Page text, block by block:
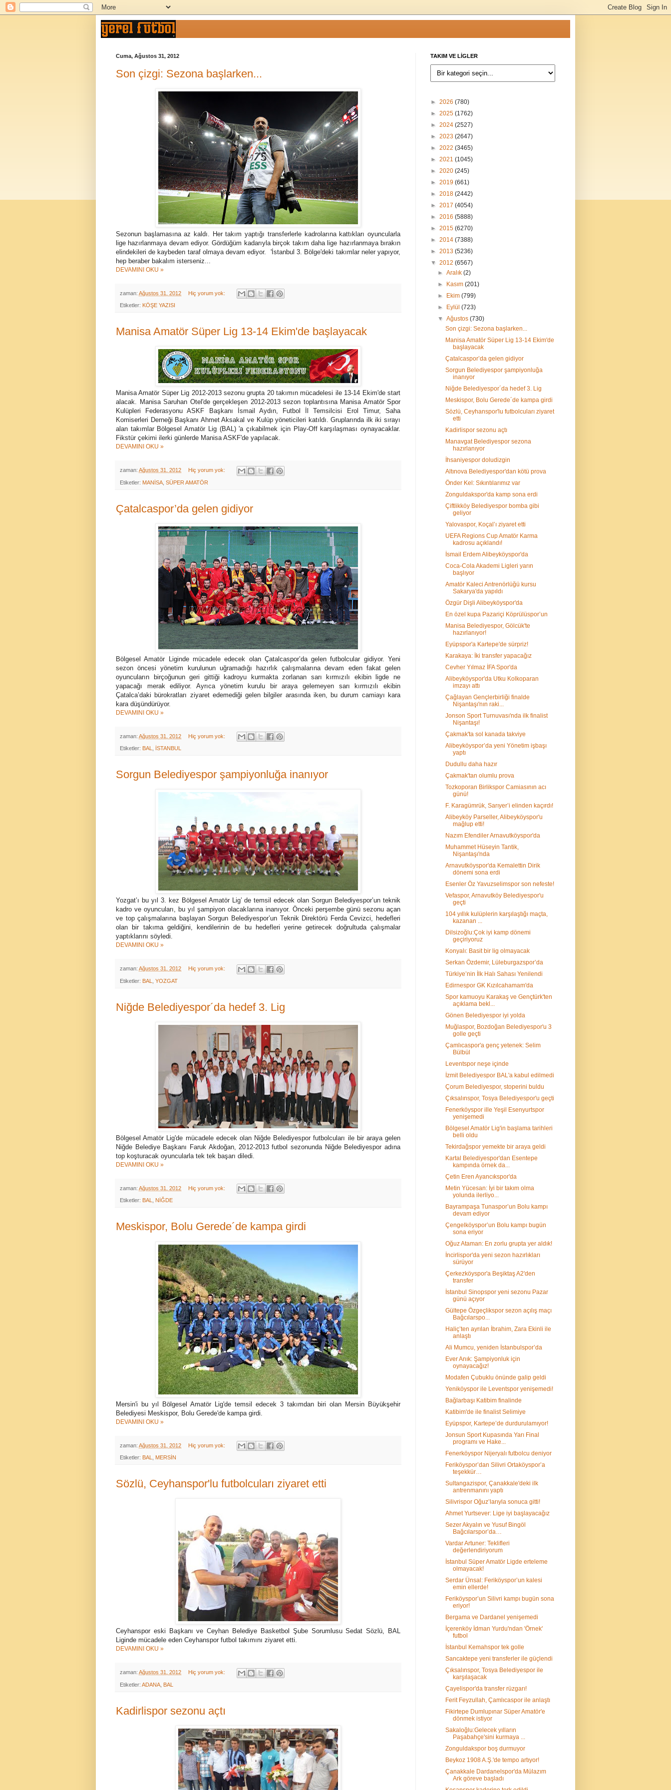
Cuma, Ağustos 31, 2012
Son çizgi: Sezona başlarken...
Sezonun başlamasına az kaldı. Her takım yaptığı transferlerle kadrolarına kattıkları oyuncularla
lige hazırlanmaya devam ediyor. Gördüğüm kadarıyla birçok takım daha lige hazırlanmaya bırakın
elindekileri de kaybeden taraf olmaya devam ediyor. 'İstanbul 3. Bölge'deki takımlar neler yapıyor,
hep beraber bakalım isterseniz...
DEVAMINI OKU »
zaman: Ağustos 31, 2012 Hiç yorum yok:
Etiketler: KÖŞE YAZISI
Manisa Amatör Süper Lig 13-14 Ekim'de başlayacak
Manisa Amatör Süper Lig 2012-2013 sezonu grupta 20 takımın mücadelesi ile 13-14 Ekim'de start
alacak. Manisa Saruhan Otel'de gerçekleşen 2012-2013 sezon toplantısına Manisa Amatör Spor
Kulüpleri Federasyonu ASKF Başkanı İsmail Aydın, Futbol İl Temsilcisi Erol Timur, Saha
Komiserleri Derneği Başkanı Ahmet Aksakal ve Kulüp yöneticileri katıldı. Gruplarında ilk iki sırayı
alan takımlar Bölgesel Amatör Lig (BAL) 'a çıkabilmek için Play-Off karşılaşması oynayacaklar.
Fikstür çekimi ilerki günlerde Manisa ASKF'de yapılacak.
DEVAMINI OKU »
zaman: Ağustos 31, 2012 Hiç yorum yok:
Etiketler: MANİSA SÜPER AMATÖR
Çatalcaspor’da gelen gidiyor
Bölgesel Amatör Liginde mücadele edecek olan Çatalcaspor’da gelen futbolcular gidiyor. Yeni
sezon öncesi yönetim kurulunun uğramadığı hazırlık çalışmalarına devam eden fakat gelen
oyuncuların birçoğunun geri gittiği kadroyu kurmakta zorlanan sarı kırmızılı ekibin ligde ne
yapacağı merak ediliyor. Ayrıca yönetim kurulu bir araya gelemeyen sarı kırmızılı ekibin
Çatalca’daki bürokratları ziyaret edemediği gelen bilgiler arasında iken, bu durum camiayı kara
kara düşündürüyor.
DEVAMINI OKU »
zaman: Ağustos 31, 2012 Hiç yorum yok:
Etiketler: BAL İSTANBUL
Sorgun Belediyespor şampiyonluğa inanıyor
Yozgat’ı bu yıl 3. kez Bölgesel Amatör Lig’ de temsil edecek olan Sorgun Belediyespor’un teknik
kadro ve oyuncuları, bu yıl şampiyon olacaklarına inanıyor. Önceki perşembe günü sezonu açan
ve top çalışmalarına başlayan Sorgun Belediyespor’un Teknik Direktörü Ferda Cevizci, hedefleri
olan bir takıma geldiğini, kendilerinin de bu hedefleri yerine getirecek doğrultuda çalışmalar
yaptıklarını söyledi.
DEVAMINI OKU »
zaman: Ağustos 31, 2012 Hiç yorum yok:
Etiketler: BAL YOZGAT
Niğde Belediyespor´da hedef 3. Lig
Bölgesel Amatör Lig'de mücadele edecek olan Niğde Belediyespor futbolcuları ile bir araya gelen
Niğde Belediye Başkanı Faruk Akdoğan, 2012-2013 futbol sezonunda Niğde Belediyespor adına
top koşturacak oyuncularla tek tek başarı diledi.
DEVAMINI OKU »
zaman: Ağustos 31, 2012 Hiç yorum yok:
Etiketler: BAL NİĞDE
Meskispor, Bolu Gerede´de kampa girdi
Mersin'i bu yıl Bölgesel Amatör Lig'de temsil edecek 3 takımdan biri olan Mersin Büyükşehir
Belediyesi Meskispor, Bolu Gerede'de kampa girdi.
DEVAMINI OKU »
zaman: Ağustos 31, 2012 Hiç yorum yok:
Etiketler: BAL MERSİN
Sözlü, Ceyhanspor'lu futbolcuları ziyaret etti
Ceyhanspor eski Başkanı ve Ceyhan Belediye Basketbol Şube Sorumlusu Sedat Sözlü, BAL
Liginde mücadele eden Ceyhanspor futbol takımını ziyaret etti.
DEVAMINI OKU »
zaman: Ağustos 31, 2012 Hiç yorum yok:
Etiketler: ADANA BAL
Kadirlispor sezonu açtı
TAKIM VE LİGLER
► 2026 (780)
► 2025 (1762)
► 2024 (2527)
► 2023 (2647)
► 2022 (3465)
► 2021 (1045)
► 2020 (245)
► 2019 (661)
► 2018 (2442)
► 2017 (4054)
► 2016 (5888)
► 2015 (6270)
► 2014 (7388)
► 2013 (5236)
▼ 2012 (6567)
►Aralık(2)
►
Kasım(201)
►
Ekim(799)
►
Eylül(723)
▼Ağustos(730)
Son çizgi: Sezona başlarken...
Manisa Amatör Süper Lig 13-14 Ekim'de
başlayacak
Çatalcaspor’da gelen gidiyor
Sorgun Belediyespor şampiyonluğa
inanıyor
Niğde Belediyespor´da hedef 3. Lig
Meskispor, Bolu Gerede´de kampa girdi
Sözlü, Ceyhanspor'lu futbolcuları ziyaret
etti
Kadirlispor sezonu açtı
Manavgat Belediyespor sezona
hazırlanıyor
İhsaniyespor doludizgin
Altınova Belediyespor'dan kötü prova
Önder Kel: Sıkıntılarımız var
Zonguldakspor'da kamp sona erdi
Çiftlikköy Belediyespor bomba gibi
geliyor
Yalovaspor, Koçal’ı ziyaret etti
UEFA Regions Cup Amatör Karma
kadrosu açıklandı!
İsmail Erdem Alibeyköyspor'da
Coca-Cola Akademi Ligleri yarın
başlıyor
Amatör Kaleci Antrenörlüğü kursu
Sakarya'da yapıldı
Özgür Dişli Alibeyköyspor'da
En özel kupa Pazariçi Köprülüspor’un
Manisa Belediyespor, Gölcük'te
hazırlanıyor!
Eyüpspor'a Kartepe'de sürpriz!
Karakaya: İki transfer yapacağız
Cevher Yılmaz İFA Spor'da
Alibeyköyspor'da Utku Kolkoparan
imzayı attı
Çağlayan Gençlerbirliği finalde
Nişantaşı'nın raki...
Jonson Sport Turnuvası'nda ilk finalist
Nişantaşı!
Çakmak'ta sol kanada takviye
Alibeyköyspor’da yeni Yönetim işbaşı
yaptı
Dudullu daha hazır
Çakmak'tan olumlu prova
Tozkoporan Birlikspor Camiasının acı
günü!
F. Karagümrük, Sarıyer’i elinden kaçırdı!
Alibeyköy Parseller, Alibeyköyspor'u
mağlup etti!
Nazım Efendiler Arnavutköyspor'da
Muhammet Hüseyin Tantik,
Nişantaşı'nda
Arnavutköyspor'da Kemalettin Dirik
dönemi sona erdi
Esenler Öz Yavuzselimspor son nefeste!
Vefaspor, Arnavutköy Belediyespor'u
geçti
104 yıllık kulüplerin karşılaştığı maçta,
kazanan ...
Dilsizoğlu:Çok iyi kamp dönemi
geçiriyoruz
Konyalı: Basit bir lig olmayacak
Serkan Özdemir, Lüleburgazspor’da
Türkiye’nin İlk Halı Sahası Yenilendi
Edirnespor GK Kızılcahamam'da
Spor kamuoyu Karakaş ve Gençtürk'ten
açıklama bekl...
Gönen Belediyespor iyi yolda
Muğlaspor, Bozdoğan Belediyespor'u 3
golle geçti
Çamlıcaspor'a genç yetenek: Selim
Bülbül
Leventspor neşe içinde
İzmit Belediyespor BAL'a kabul edilmedi
Çorum Belediyespor, stoperini buldu
Çıksalınspor, Tosya Belediyespor'u geçti
Fenerköyspor ille Yeşil Esenyurtspor
yenişemedi
Bölgesel Amatör Lig'in başlama tarihleri
belli oldu
Tekirdağspor yemekte bir araya geldi
Kartal Belediyespor'dan Esentepe
kampında örnek da...
Çetin Eren Ayancıkspor'da
Metin Yücesan: İyi bir takım olma
yolunda ilerliyo...
Bayrampaşa Tunaspor’un Bolu kampı
devam ediyor
Çengelköyspor’un Bolu kampı bugün
sona eriyor
Oğuz Ataman: En zorlu grupta yer aldık!
İncirlispor'da yeni sezon hazırlıkları
sürüyor
Çerkezköyspor'a Beşiktaş A2'den
transfer
İstanbul Sinopspor yeni sezonu Pazar
günü açıyor
Gültepe Özgeçlikspor sezon açılış maçı
Bağcılarspo...
Haliç’ten ayrılan İbrahim, Zara Ekinli ile
anlaştı
Ali Mumcu, yeniden İstanbulspor’da
Ever Anık: Şampiyonluk için
oynayacağız!
Modafen Çubuklu önünde galip geldi
Yeniköyspor ile Leventspor yenişemedi!
Bağlarbaşı Katibim finalinde
Katibim'de ile finalist Selimiye
Eyüpspor, Kartepe’de durdurulamıyor!
Jonsun Sport Kupasında Yarı Final
programı ve Hake...
Fenerköyspor Nijeryalı futbolcu deniyor
Feriköyspor’dan Silivri Ortaköyspor’a
teşekkür…
Sultangazispor, Çanakkale'deki ilk
antrenmanını yaptı
Silivrispor Oğuz’larıyla sonuca gitti!
Ahmet Yurtsever: Lige iyi başlayacağız
Sezer Akyalın ve Yusuf Bingöl
Bağcılarspor’da…
Vardar Artuner: Teklifleri
değerlendiriyorum
İstanbul Süper Amatör Ligde erteleme
olmayacak!
Serdar Ünsal: Feriköyspor’un kalesi
emin ellerde!
Feriköyspor’un Silivri kampı bugün sona
eriyor!
Bergama ve Dardanel yenişemedi
İçerenköy İdman Yurdu'ndan 'Örnek'
futbol
İstanbul Kemahspor tek golle
Sancaktepe yeni transferler ile güçlendi
Çıksalınspor, Tosya Belediyespor ile
karşılaşacak
Çayelispor'da transfer rüzgarı!
Ferit Feyzullah, Çamlıcaspor ile anlaştı
Fikirtepe Dumlupınar Süper Amatör'e
dönmek istiyor
Sakaloğlu:Gelecek yılların
Paşabahçe'sini kurmaya ...
Zonguldakspor boş durmuyor
Beykoz 1908 A.Ş.'de tempo artıyor!
Çanakkale Dardanelspor'da Mülazım
Ark göreve başladı